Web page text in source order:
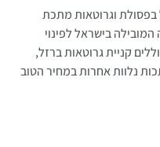
וגרוטאות מתכת
בישראל לפינוי
קניית גרוטאות ברזל,
נלוות אחרות במחיר הטוב